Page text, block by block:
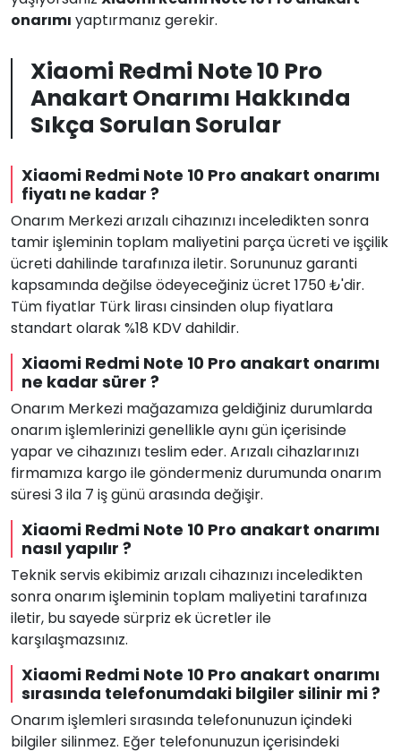
onarımı yaptırmanız gerekir.
Xiaomi Redmi Note 10 Pro
Anakart Onarımı Hakkında
Sıkça Sorulan Sorular
Xiaomi Redmi Note 10 Pro anakart onarımı
fiyatı ne kadar ?
Onarım Merkezi arızalı cihazınızı inceledikten sonra
tamir işleminin toplam maliyetini parça ücreti ve işçilik
ücreti dahilinde tarafınıza iletir. Sorununuz garanti
kapsamında değilse ödeyeceğiniz ücret 1750 ₺'dir.
Tüm fiyatlar Türk lirası cinsinden olup fiyatlara
standart olarak %18 KDV dahildir.
Xiaomi Redmi Note 10 Pro anakart onarımı
ne kadar sürer ?
Onarım Merkezi mağazamıza geldiğiniz durumlarda
onarım işlemlerinizi genellikle aynı gün içerisinde
yapar ve cihazınızı teslim eder. Arızalı cihazlarınızı
firmamıza kargo ile göndermeniz durumunda onarım
süresi 3 ila 7 iş günü arasında değişir.
Xiaomi Redmi Note 10 Pro anakart onarımı
nasıl yapılır ?
Teknik servis ekibimiz arızalı cihazınızı inceledikten
sonra onarım işleminin toplam maliyetini tarafınıza
iletir, bu sayede sürpriz ek ücretler ile
karşılaşmazsınız.
Xiaomi Redmi Note 10 Pro anakart onarımı
sırasında telefonumdaki bilgiler silinir mi ?
Onarım işlemleri sırasında telefonunuzun içindeki
bilgiler silinmez. Eğer telefonunuzun içerisindeki